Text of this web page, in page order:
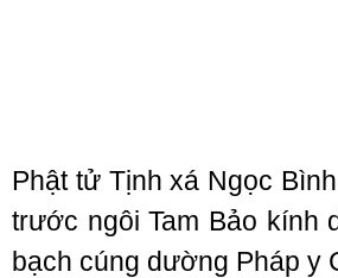
Phật tử Tịnh xá Ngọc
trước ngôi Tam Bảo kính
bạch cúng dường Pháp y